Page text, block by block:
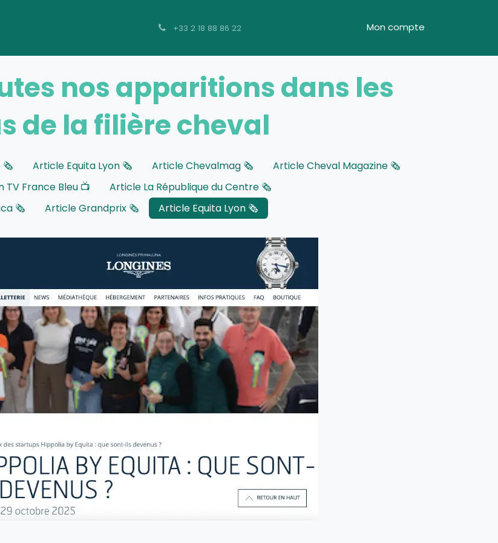
+33 2 18 88 86 22 Mon compte
nos apparitions dans les
de la filière cheval
🗞️ Article Equita Lyon 🗞️ Article Chevalmag 🗞️
Article Cheval Magazine 🗞️
TV France Bleu 📺
Article La République du Centre 🗞️
🗞️ Article Grandprix 🗞️ Article Equita Lyon 🗞️